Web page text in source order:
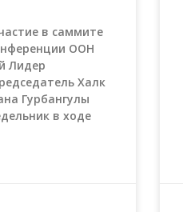
в саммите
ООН
Лидер
Халк
Гурбангулы
в ходе